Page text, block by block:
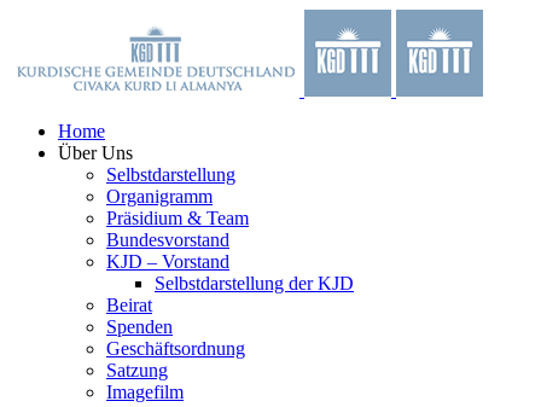
springen
Home
Über Uns
Selbstdarstellung
Organigramm
Präsidium & Team
Bundesvorstand
KJD – Vorstand
Selbstdarstellung der KJD
Beirat
Spenden
Geschäftsordnung
Satzung
Imagefilm